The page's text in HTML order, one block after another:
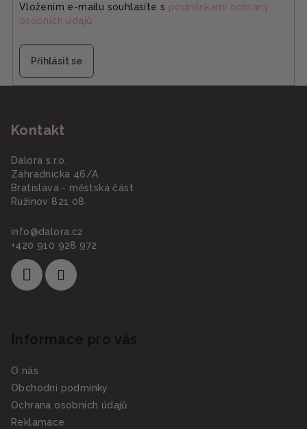
p
v
Vložením e-mailu souhlasíte s podmínkami ochrany
osobních údajů
Přihlásit se
Kontakt
Dalora s.r.o.
Záhradnícka 46/A
Bratislava - městská část
Ružinov 821 08
info@dalora.cz
+420 910 928 972
Informace pro vás
O nás
Obchodní podmínky
Ochrana osobních údajů
Reklamace